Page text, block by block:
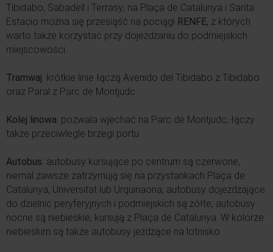
Tibidabo, Sabadell i Terrasy; na Plaça de Catalunya i Santa
Estacio można się przesiąść na pociągi RENFE, z których
warto także korzystać przy dojeżdżaniu do podmiejskich
miejscowości.
Tramwaj: krótkie linie łączą Avenido del Tibidabo z Tibidabo
oraz Paral z Parc de Montjudc
Kolej linowa: pozwala wjechać na Parc de Montjudc, łączy
także przeciwlegle brzegi portu
Autobus: autobusy kursujące po centrum są czerwone,
niemal zawsze zatrzymują się na przystankach Plaça de
Catalunya, Universitat lub Urquinaona; autobusy dojeżdżające
do dzielnic peryferyjnych i podmiejskich są żółte, autobusy
nocne są niebieskie, kursują z Plaça de Catalunya. W kolorze
niebieskim są także autobusy jeżdżące na lotnisko.